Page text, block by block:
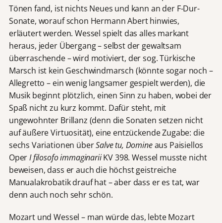
Tönen fand, ist nichts Neues und kann an der F-Dur-
Sonate, worauf schon Hermann Abert hinwies,
erläutert werden. Wessel spielt das alles markant
heraus, jeder Übergang – selbst der gewaltsam
überraschende – wird motiviert, der sog. Türkische
Marsch ist kein Geschwindmarsch (könnte sogar noch –
Allegretto – ein wenig langsamer gespielt werden), die
Musik beginnt plötzlich, einen Sinn zu haben, wobei der
Spaß nicht zu kurz kommt. Dafür steht, mit
ungewohnter Brillanz (denn die Sonaten setzen nicht
auf äußere Virtuosität), eine entzückende Zugabe: die
sechs Variationen überSalve tu, Domineaus Paisiellos
OperI filosofo immaginariiKV 398. Wessel musste nicht
beweisen, dass er auch die höchst geistreiche
Manualakrobatik drauf hat – aber dass er es tat, war
denn auch noch sehr schön.
Mozart und Wessel – man würde das, lebte Mozart